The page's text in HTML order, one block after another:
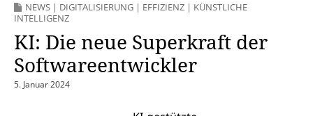
NEWS | DIGITALISIERUNG | EFFIZIENZ | KÜNSTLICHE
INTELLIGENZ
KI: Die neue Superkraft der
Softwareentwickler
5. Januar 2024